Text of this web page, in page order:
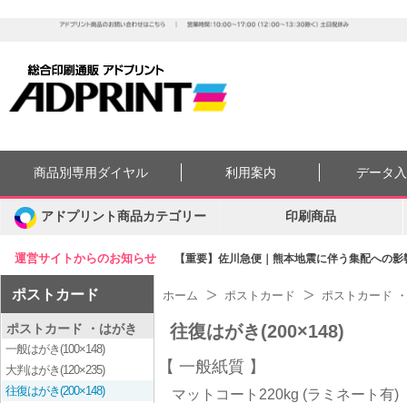
運営サイトからのお知らせ 【重要】佐川急便｜熊本地震に伴う集配への
商品別専用ダイヤル 利用案内 データ
アドプリント商品カテゴリー 印刷商品
ポストカード
ポストカード ・はがき
一般はがき(100×148)
大判はがき(120×235)
往復はがき(200×148)
ホーム ポストカード ポストカード
往復はがき(200×148)
一般紙質
マットコート220kg (ラミネート有)